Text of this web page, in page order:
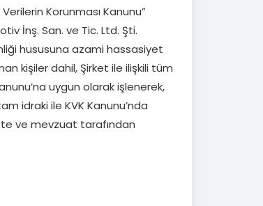
Korunması Kanunu”
İnş. San. ve Tic. Ltd. Şti.
hususuna azami hassasiyet
kişiler dahil, Şirket ile ilişkili tüm
uygun olarak işlenerek,
idraki ile KVK Kanunu’nda
ve mevzuat tarafından